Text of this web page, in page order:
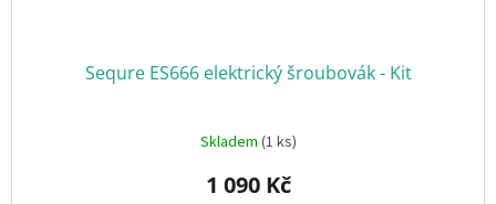
Sequre ES666 elektrický šroubovák - Kit
Skladem (1 ks)
1 090 Kč